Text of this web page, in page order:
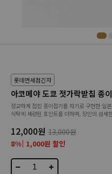
롯데면세점긴자
아코메야 도쿄 젓가락받침 종
정교하게 접힌 종이접기를 자기로 구현한 일
식탁에 세련된 포인트를 더하며, 장인의 섬세
12,000원 13,000원
8% 1,000원 할인
− +